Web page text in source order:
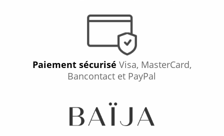
Paiement sécurisé Visa, MasterCard,
Bancontact et PayPal